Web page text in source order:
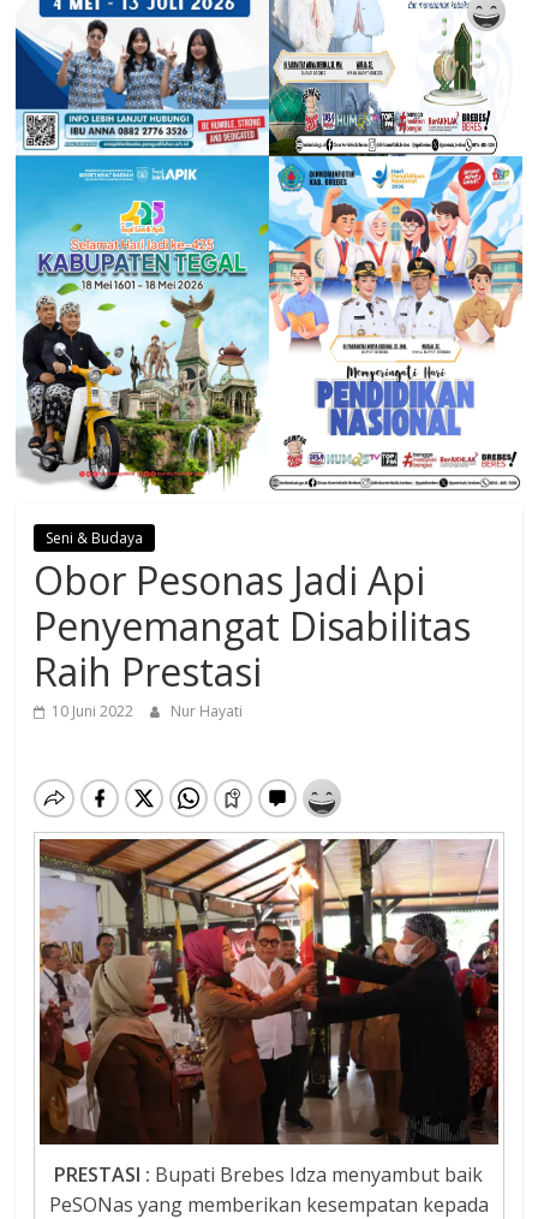
Seni & Budaya
Obor Pesonas Jadi Api
Penyemangat Disabilitas
Raih Prestasi
10 Juni 2022 Nur Hayati
PRESTASI : Bupati Brebes Idza menyambut baik
PeSONas yang memberikan kesempatan kepada